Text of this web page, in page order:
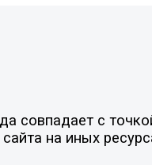
совпадает с
на иных